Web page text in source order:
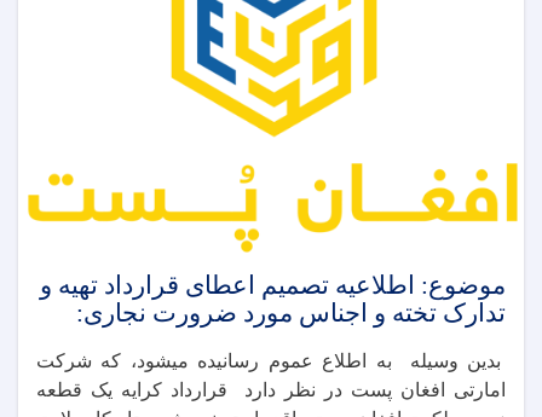
موضوع: اطلاعیه تصمیم اعطای قرارداد تهیه و
تدارک تخته و اجناس مورد ضرورت نجاری:
بدین وسیله به اطلاع عموم رسانیده میشود، که شرکت
امارتی افغان پست در نظر دارد قرارداد کرایه یک قطعه